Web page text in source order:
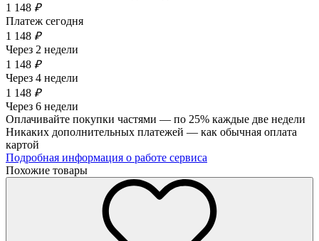
1 148 ₽
Платеж сегодня
1 148 ₽
Через 2 недели
1 148 ₽
Через 4 недели
1 148 ₽
Через 6 недели
Оплачивайте покупки частями — по 25% каждые две недели
Никаких дополнительных платежей — как обычная оплата
картой
Подробная информация о работе сервиса
Похожие товары